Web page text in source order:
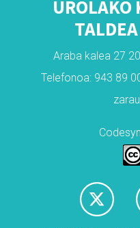
UROLAKO
Araba kalea 27
Telefonoa: 943 89